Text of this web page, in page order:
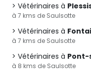
Vétérinaires à
à 7 kms de Saulsotte
Vétérinaires à
à 7 kms de Saulsotte
Vétérinaires à Pont-
à 8 kms de Saulsotte